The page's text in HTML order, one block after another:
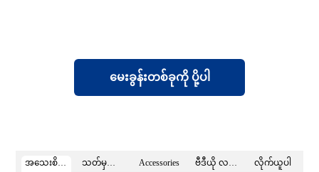
မေးခွန်းတစ်ခုကို ပို့ပါ
အသေးစိတ်စာမျက်နှာ သတ်မှတ်ချက်များ Accessories ဗီဒီယို လမ်းညွှန်ချက် လိုက်ယူပါ